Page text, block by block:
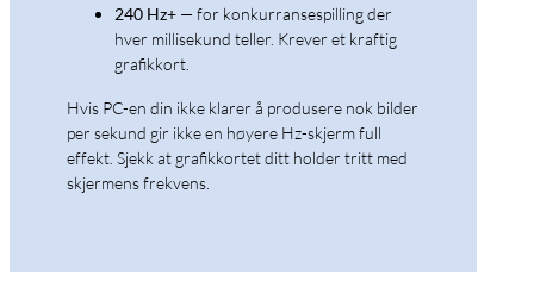
240 Hz+ — for konkurransespilling der
hver millisekund teller. Krever et kraftig
grafikkort.
Hvis PC-en din ikke klarer å produsere nok bilder
per sekund gir ikke en høyere Hz-skjerm full
effekt. Sjekk at grafikkortet ditt holder tritt med
skjermens frekvens.